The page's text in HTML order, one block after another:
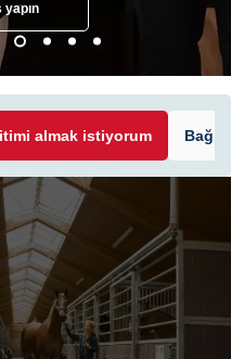
yapın
almak istiyorum